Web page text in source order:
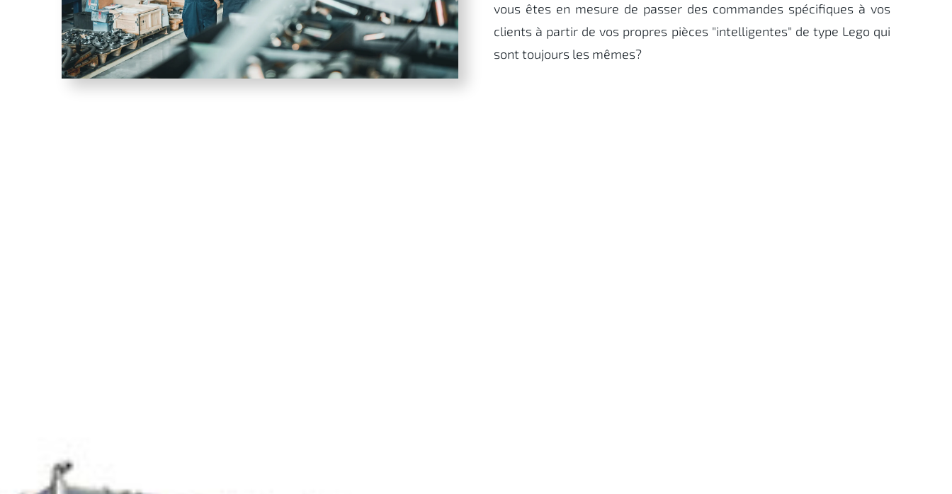
vous êtes en mesure de passer des commandes spécifiques à vos
clients à partir de vos propres pièces "intelligentes" de type Lego qui
sont toujours les mêmes?